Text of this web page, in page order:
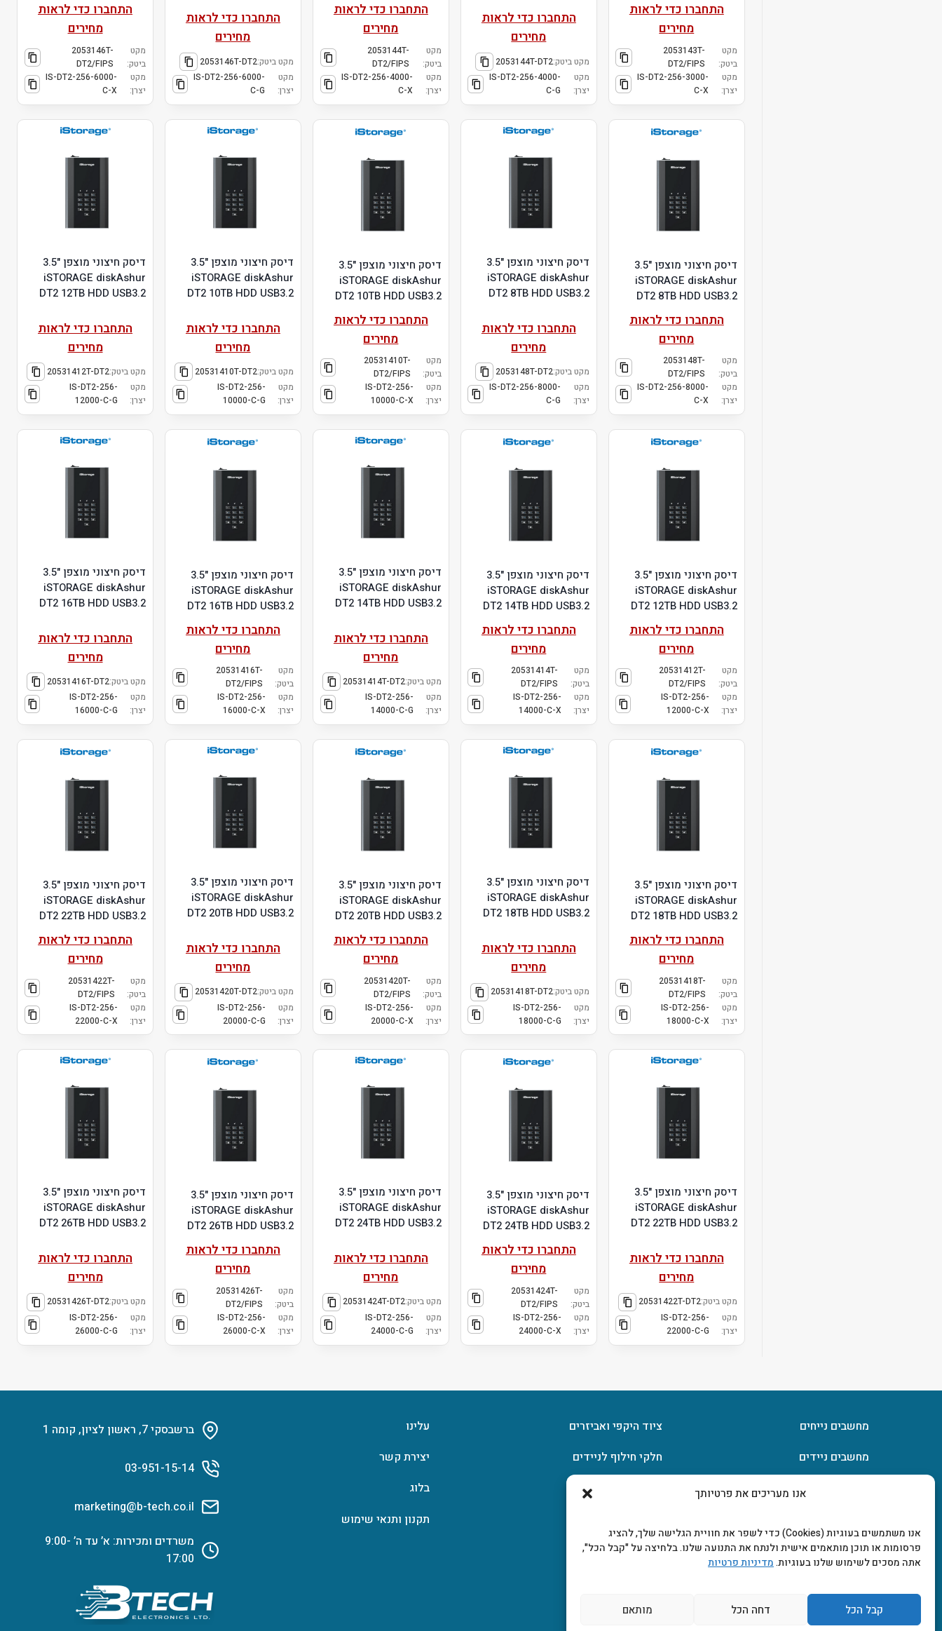
אנו מעריכים את פרטיותך
אנו משתמשים בעוגיות (Cookies) כדי לשפר את חוויית הגלישה שלך, להציג
פרסומות או תוכן מותאמים אישית ולנתח את התנועה שלנו. בלחיצה על "קבל הכל",
אתה מסכים לשימוש שלנו בעוגיות.מדיניות פרטיות
קבל הכל דחה הכל מותאם
התחברו כדי לראות
מחירים
מקט
ביטק:
2053143T-
DT2/FIPS
מקט
יצרן:
IS-DT2-256-3000-
C-X
התחברו כדי לראות
מחירים
מקט ביטק:2053144T-DT2
מקט
יצרן:
IS-DT2-256-4000-
C-G
התחברו כדי לראות
מחירים
מקט
ביטק:
2053144T-
DT2/FIPS
מקט
יצרן:
IS-DT2-256-4000-
C-X
התחברו כדי לראות
מחירים
מקט ביטק:2053146T-DT2
מקט
יצרן:
IS-DT2-256-6000-
C-G
התחברו כדי לראות
מחירים
מקט
ביטק:
2053146T-
DT2/FIPS
מקט
יצרן:
IS-DT2-256-6000-
C-X
דיסק חיצוני מוצפן "3.5
iSTORAGE diskAshur
DT2 8TB HDD USB3.2
התחברו כדי לראות
מחירים
מקט
ביטק:
2053148T-
DT2/FIPS
מקט
יצרן:
IS-DT2-256-8000-
C-X
דיסק חיצוני מוצפן "3.5
iSTORAGE diskAshur
DT2 8TB HDD USB3.2
התחברו כדי לראות
מחירים
מקט ביטק:2053148T-DT2
מקט
יצרן:
IS-DT2-256-8000-
C-G
דיסק חיצוני מוצפן "3.5
iSTORAGE diskAshur
DT2 10TB HDD USB3.2
התחברו כדי לראות
מחירים
מקט
ביטק:
20531410T-
DT2/FIPS
מקט
יצרן:
IS-DT2-256-
10000-C-X
דיסק חיצוני מוצפן "3.5
iSTORAGE diskAshur
DT2 10TB HDD USB3.2
התחברו כדי לראות
מחירים
מקט ביטק:20531410T-DT2
מקט
יצרן:
IS-DT2-256-
10000-C-G
דיסק חיצוני מוצפן "3.5
iSTORAGE diskAshur
DT2 12TB HDD USB3.2
התחברו כדי לראות
מחירים
מקט ביטק:20531412T-DT2
מקט
יצרן:
IS-DT2-256-
12000-C-G
דיסק חיצוני מוצפן "3.5
iSTORAGE diskAshur
DT2 12TB HDD USB3.2
התחברו כדי לראות
מחירים
מקט
ביטק:
20531412T-
DT2/FIPS
מקט
יצרן:
IS-DT2-256-
12000-C-X
דיסק חיצוני מוצפן "3.5
iSTORAGE diskAshur
DT2 14TB HDD USB3.2
התחברו כדי לראות
מחירים
מקט
ביטק:
20531414T-
DT2/FIPS
מקט
יצרן:
IS-DT2-256-
14000-C-X
דיסק חיצוני מוצפן "3.5
iSTORAGE diskAshur
DT2 14TB HDD USB3.2
התחברו כדי לראות
מחירים
מקט ביטק:20531414T-DT2
מקט
יצרן:
IS-DT2-256-
14000-C-G
דיסק חיצוני מוצפן "3.5
iSTORAGE diskAshur
DT2 16TB HDD USB3.2
התחברו כדי לראות
מחירים
מקט
ביטק:
20531416T-
DT2/FIPS
מקט
יצרן:
IS-DT2-256-
16000-C-X
דיסק חיצוני מוצפן "3.5
iSTORAGE diskAshur
DT2 16TB HDD USB3.2
התחברו כדי לראות
מחירים
מקט ביטק:20531416T-DT2
מקט
יצרן:
IS-DT2-256-
16000-C-G
דיסק חיצוני מוצפן "3.5
iSTORAGE diskAshur
DT2 18TB HDD USB3.2
התחברו כדי לראות
מחירים
מקט
ביטק:
20531418T-
DT2/FIPS
מקט
יצרן:
IS-DT2-256-
18000-C-X
דיסק חיצוני מוצפן "3.5
iSTORAGE diskAshur
DT2 18TB HDD USB3.2
התחברו כדי לראות
מחירים
מקט ביטק:20531418T-DT2
מקט
יצרן:
IS-DT2-256-
18000-C-G
דיסק חיצוני מוצפן "3.5
iSTORAGE diskAshur
DT2 20TB HDD USB3.2
התחברו כדי לראות
מחירים
מקט
ביטק:
20531420T-
DT2/FIPS
מקט
יצרן:
IS-DT2-256-
20000-C-X
דיסק חיצוני מוצפן "3.5
iSTORAGE diskAshur
DT2 20TB HDD USB3.2
התחברו כדי לראות
מחירים
מקט ביטק:20531420T-DT2
מקט
יצרן:
IS-DT2-256-
20000-C-G
דיסק חיצוני מוצפן "3.5
iSTORAGE diskAshur
DT2 22TB HDD USB3.2
התחברו כדי לראות
מחירים
מקט
ביטק:
20531422T-
DT2/FIPS
מקט
יצרן:
IS-DT2-256-
22000-C-X
דיסק חיצוני מוצפן "3.5
iSTORAGE diskAshur
DT2 22TB HDD USB3.2
התחברו כדי לראות
מחירים
מקט ביטק:20531422T-DT2
מקט
יצרן:
IS-DT2-256-
22000-C-G
דיסק חיצוני מוצפן "3.5
iSTORAGE diskAshur
DT2 24TB HDD USB3.2
התחברו כדי לראות
מחירים
מקט
ביטק:
20531424T-
DT2/FIPS
מקט
יצרן:
IS-DT2-256-
24000-C-X
דיסק חיצוני מוצפן "3.5
iSTORAGE diskAshur
DT2 24TB HDD USB3.2
התחברו כדי לראות
מחירים
מקט ביטק:20531424T-DT2
מקט
יצרן:
IS-DT2-256-
24000-C-G
דיסק חיצוני מוצפן "3.5
iSTORAGE diskAshur
DT2 26TB HDD USB3.2
התחברו כדי לראות
מחירים
מקט
ביטק:
20531426T-
DT2/FIPS
מקט
יצרן:
IS-DT2-256-
26000-C-X
דיסק חיצוני מוצפן "3.5
iSTORAGE diskAshur
DT2 26TB HDD USB3.2
התחברו כדי לראות
מחירים
מקט ביטק:20531426T-DT2
מקט
יצרן:
IS-DT2-256-
26000-C-G
מחשבים נייחים
מחשבים ניידים
ציוד היקפי ואביזרים
חלקי חילוף לניידים
עלינו
יצירת קשר
בלוג
תקנון ותנאי שימוש
ברשבסקי 7, ראשון לציון, קומה 1
03-951-15-14
marketing@b-tech.co.il
משרדים ומכירות: א’ עד ה’ 9:00-
17:00